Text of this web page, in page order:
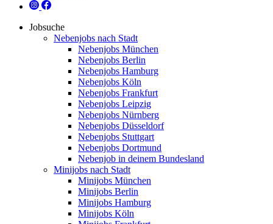
Jobsuche
Nebenjobs nach Stadt
Nebenjobs München
Nebenjobs Berlin
Nebenjobs Hamburg
Nebenjobs Köln
Nebenjobs Frankfurt
Nebenjobs Leipzig
Nebenjobs Nürnberg
Nebenjobs Düsseldorf
Nebenjobs Stuttgart
Nebenjobs Dortmund
Nebenjob in deinem Bundesland
Minijobs nach Stadt
Minijobs München
Minijobs Berlin
Minijobs Hamburg
Minijobs Köln